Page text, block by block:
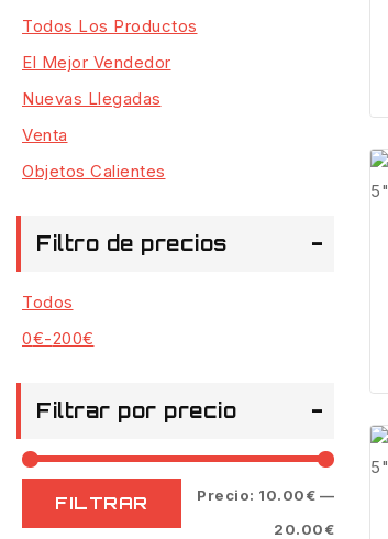
Todos Los Productos
El Mejor Vendedor
Nuevas Llegadas
Venta
Objetos Calientes
Filtro de precios
Todos
0€-200€
Filtrar por precio
FILTRAR Precio: 10.00€ —
20.00€